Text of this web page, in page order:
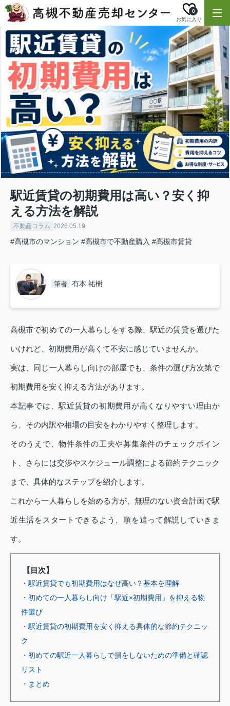
お気に入り
0
駅近賃貸の初期費用は高い？安く抑
える方法を解説
不動産コラム 2026.05.19
#高槻市のマンション #高槻市で不動産購入 #高槻市賃貸
筆者 有本 祐樹
高槻市で初めての一人暮らしをする際、駅近の賃貸を選びた
いけれど、初期費用が高くて不安に感じていませんか。
実は、同じ一人暮らし向けの部屋でも、条件の選び方次第で
初期費用を安く抑える方法があります。
本記事では、駅近賃貸の初期費用が高くなりやすい理由か
ら、その内訳や相場の目安をわかりやすく整理します。
そのうえで、物件条件の工夫や募集条件のチェックポイン
ト、さらには交渉やスケジュール調整による節約テクニック
まで、具体的なステップを紹介します。
これから一人暮らしを始める方が、無理のない資金計画で駅
近生活をスタートできるよう、順を追って解説していきま
す。
【目次】
・駅近賃貸でも初期費用はなぜ高い？基本を理解
・初めての一人暮らし向け「駅近×初期費用」を抑える物
件選び
・駅近賃貸の初期費用を安く抑える具体的な節約テクニッ
ク
・初めての駅近一人暮らしで損をしないための準備と確認
リスト
・まとめ